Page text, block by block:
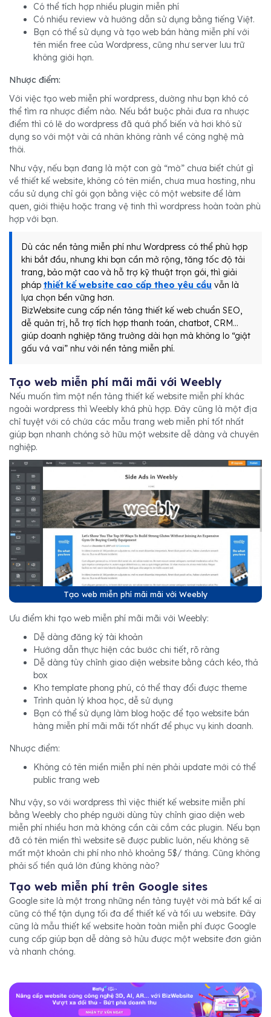
Có thể tích hợp nhiều plugin miễn phí
Có nhiều review và hướng dẫn sử dụng bằng tiếng Việt.
Bạn có thể sử dụng và tạo web bán hàng miễn phí với
tên miền free của Wordpress, cũng như server lưu trữ
không giới hạn.
Nhược điểm:
Với việc tạo web miễn phí wordpress, dường như bạn khó có
thể tìm ra nhược điểm nào. Nếu bắt buộc phải đưa ra nhược
điểm thì có lẽ do wordpress đã quá phổ biến và hơi khó sử
dụng so với một vài cá nhân không rành về công nghệ mà
thôi.
Như vậy, nếu bạn đang là một con gà “mờ” chưa biết chút gì
về thiết kế website, không có tên miền, chưa mua hosting, nhu
cầu sử dụng chỉ gói gọn bằng việc có một website để làm
quen, giới thiệu hoặc trang vệ tinh thì wordpress hoàn toàn phù
hợp với bạn.
Dù các nền tảng miễn phí như Wordpress có thể phù hợp
khi bắt đầu, nhưng khi bạn cần mở rộng, tăng tốc độ tải
trang, bảo mật cao và hỗ trợ kỹ thuật trọn gói, thì giải
pháp thiết kế website cao cấp theo yêu cầu vẫn là
lựa chọn bền vững hơn.
BizWebsite cung cấp nền tảng thiết kế web chuẩn SEO,
dễ quản trị, hỗ trợ tích hợp thanh toán, chatbot, CRM…
giúp doanh nghiệp tăng trưởng dài hạn mà không lo “giật
gấu vá vai” như với nền tảng miễn phí.
Tạo web miễn phí mãi mãi với Weebly
Nếu muốn tìm một nền tảng thiết kế website miễn phí khác
ngoài wordpress thì Weebly khá phù hợp. Đây cũng là một địa
chỉ tuyệt với có chứa các mẫu trang web miễn phí tốt nhất
giúp bạn nhanh chóng sở hữu một website dễ dàng và chuyên
nghiệp.
Tạo web miễn phí mãi mãi với Weebly
Ưu điểm khi tạo web miễn phí mãi mãi với Weebly:
Dễ dàng đăng ký tài khoản
Hướng dẫn thực hiện các bước chi tiết, rõ ràng
Dễ dàng tùy chỉnh giao diện website bằng cách kéo, thả
box
Kho template phong phú, có thể thay đổi được theme
Trình quản lý khoa học, dễ sử dụng
Bạn có thể sử dụng làm blog hoặc để tạo website bán
hàng miễn phí mãi mãi tốt nhất để phục vụ kinh doanh.
Nhược điểm:
Không có tên miền miễn phí nên phải update mới có thể
public trang web
Như vậy, so với wordpress thì việc thiết kế website miễn phí
bằng Weebly cho phép người dùng tùy chỉnh giao diện web
miễn phí nhiều hơn mà không cần cài cắm các plugin. Nếu bạn
đã có tên miền thì website sẽ được public luôn, nếu không sẽ
mất một khoản chi phí nho nhỏ khoảng 5$/ tháng. Cũng không
phải số tiền quá lớn đúng không nào?
Tạo web miễn phí trên Google sites
Google site là một trong những nền tảng tuyệt vời mà bất kể ai
cũng có thể tận dụng tối đa để thiết kế và tối ưu website. Đây
cũng là mẫu thiết kế website hoàn toàn miễn phí được Google
cung cấp giúp bạn dễ dàng sở hửu được một website đơn giản
và nhanh chóng.